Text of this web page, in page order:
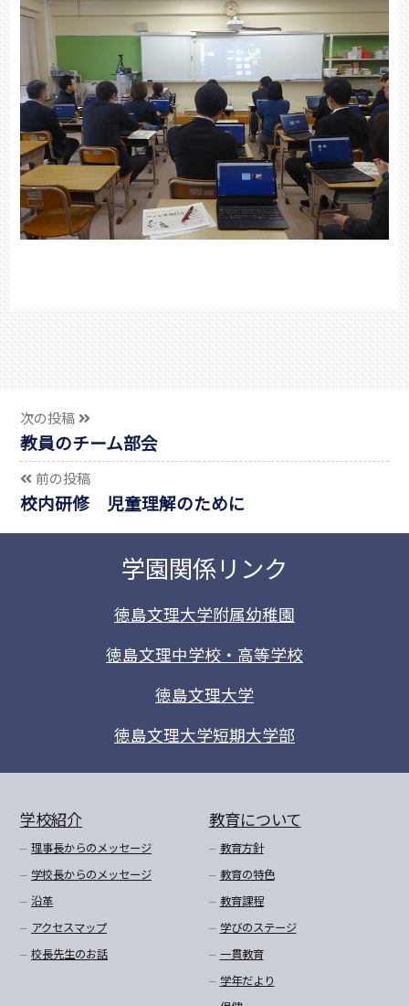
次の投稿
教員のチーム部会
前の投稿
校内研修 児童理解のために
学園関係リンク
徳島文理大学附属幼稚園
徳島文理中学校・高等学校
徳島文理大学
徳島文理大学短期大学部
学校紹介
理事長からのメッセージ
学校長からのメッセージ
沿革
アクセスマップ
校長先生のお話
教育について
教育方針
教育の特色
教育課程
学びのステージ
一貫教育
学年だより